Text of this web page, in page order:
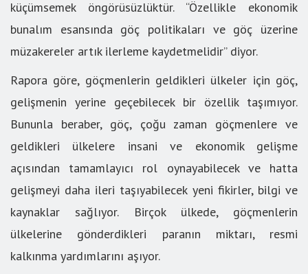
küçümsemek öngörüsüzlüktür. “Özellikle ekonomik
bunalım esansında göç politikaları ve göç üzerine
müzakereler artık ilerleme kaydetmelidir” diyor.
Rapora göre, göçmenlerin geldikleri ülkeler için göç,
gelişmenin yerine geçebilecek bir özellik taşımıyor.
Bununla beraber, göç, çoğu zaman göçmenlere ve
geldikleri ülkelere insani ve ekonomik gelişme
açısından tamamlayıcı rol oynayabilecek ve hatta
gelişmeyi daha ileri taşıyabilecek yeni fikirler, bilgi ve
kaynaklar sağlıyor. Birçok ülkede, göçmenlerin
ülkelerine gönderdikleri paranın miktarı, resmi
kalkınma yardımlarını aşıyor.